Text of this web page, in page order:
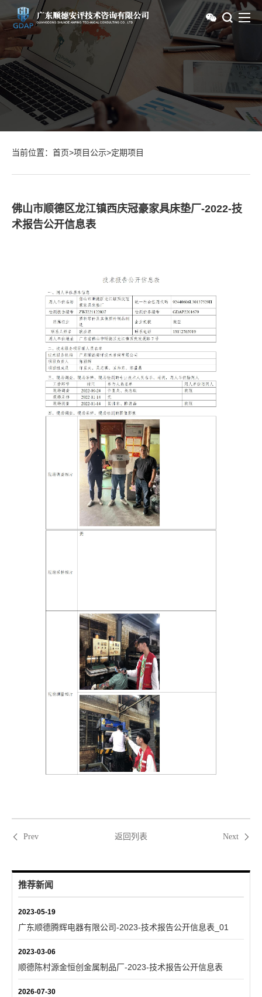
当前位置： 首页>项目公示>定期项目
佛山市顺德区龙江镇西庆冠豪家具床垫厂-2022-技
术报告公开信息表
Prev 返回列表 Next
推荐新闻
2023-05-19
广东顺德腾辉电器有限公司-2023-技术报告公开信息表_01
2023-03-06
顺德陈村源金恒创金属制品厂-2023-技术报告公开信息表
2026-07-30